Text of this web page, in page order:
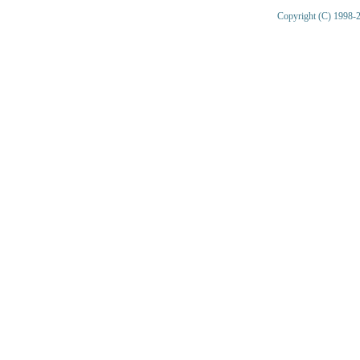
Copyright (C) 1998-